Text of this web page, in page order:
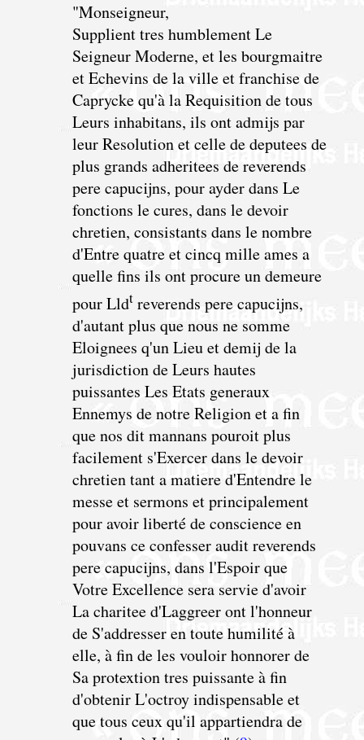
"Monseigneur,
Supplient tres humblement Le
Seigneur Moderne, et les bourgmaitre
et Echevins de la ville et franchise de
Caprycke qu'à la Requisition de tous
Leurs inhabitans, ils ont admijs par
leur Resolution et celle de deputees de
plus grands adheritees de reverends
pere capucijns, pour ayder dans Le
fonctions le cures, dans le devoir
chretien, consistants dans le nombre
d'Entre quatre et cincq mille ames a
quelle fins ils ont procure un demeure
pour Lldtreverends pere capucijns,
d'autant plus que nous ne somme
Eloignees q'un Lieu et demij de la
jurisdiction de Leurs hautes
puissantes Les Etats generaux
Ennemys de notre Religionet a fin
que nos dit mannans pouroit plus
facilement s'Exercer dans le devoir
chretien tant a matiere d'Entendre le
messe et sermons et principalement
pour avoir liberté de conscience en
pouvans ce confesser audit reverends
pere capucijns, dans l'Espoir que
Votre Excellence sera servie d'avoir
La charitee d'Laggreer ont l'honneur
de S'addresser en toute humilité à
elle, à fin de les vouloir honnorer de
Sa protextion tres puissante à fin
d'obtenir L'octroy indispensable et
que tous ceux qu'il appartiendra de